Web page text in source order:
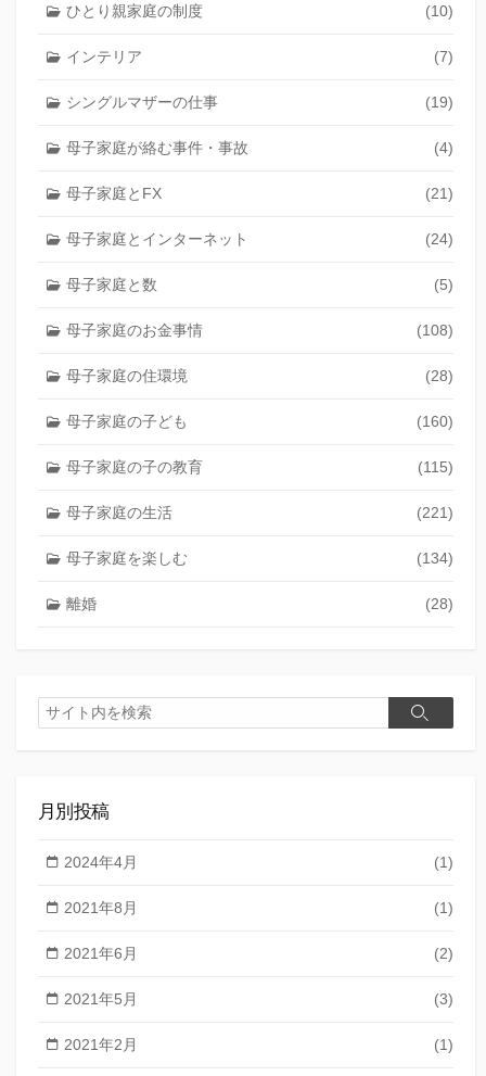
ひとり親家庭の制度 (10)
インテリア (7)
シングルマザーの仕事 (19)
母子家庭が絡む事件・事故 (4)
母子家庭とFX (21)
母子家庭とインターネット (24)
母子家庭と数 (5)
母子家庭のお金事情 (108)
母子家庭の住環境 (28)
母子家庭の子ども (160)
母子家庭の子の教育 (115)
母子家庭の生活 (221)
母子家庭を楽しむ (134)
離婚 (28)
検
索
検
月別投稿
2024年4月 (1)
2021年8月 (1)
2021年6月 (2)
2021年5月 (3)
2021年2月 (1)